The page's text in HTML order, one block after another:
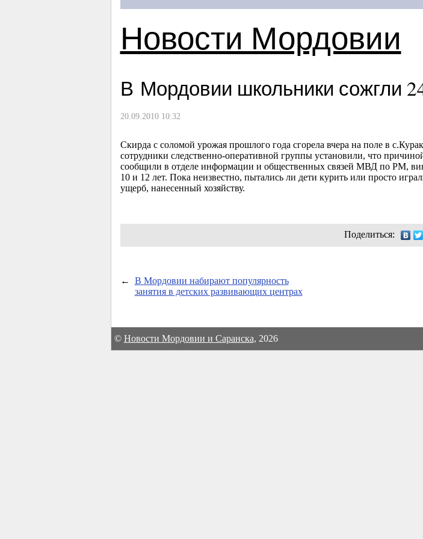
Новости Мордовии
В Мордовии школьники сожгли
20.09.2010 10:32
Скирда с соломой урожая прошлого года сгорела вчера на поле в
сотрудники следственно-оперативной группы установили, что
сообщили в отделе информации и общественных связей МВД по РМ,
10 и 12 лет. Пока неизвестно, пытались ли дети курить или просто
ущерб, нанесенный хозяйству.
Поделиться:
←
В Мордовии набирают популярность
занятия в детских развивающих центрах
© Новости Мордовии и Саранска, 2026